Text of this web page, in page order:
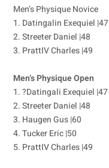
Men’s Physique Novice
1. Datingalin Exequiel |47
2. Streeter Daniel |48
3. PrattIV Charles |49
Men’s Physique Open
1. ?Datingali Exequiel |47
2. Streeter Daniel |48
3. Haugen Gus |60
4. Tucker Eric |50
5. PrattIV Charles |49